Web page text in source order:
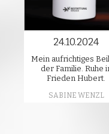
24.10.2024
Mein aufrichtiges
der Familie. Ruhe
Frieden Hubert.
SABINE WENZL